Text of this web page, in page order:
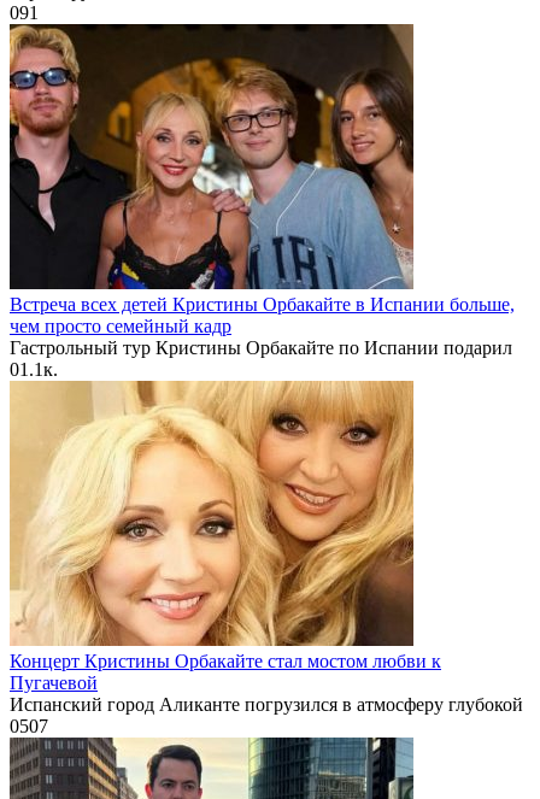
091
Встреча всех детей Кристины Орбакайте в Испании больше,
чем просто семейный кадр
Гастрольный тур Кристины Орбакайте по Испании подарил
01.1к.
Концерт Кристины Орбакайте стал мостом любви к
Пугачевой
Испанский город Аликанте погрузился в атмосферу глубокой
0507